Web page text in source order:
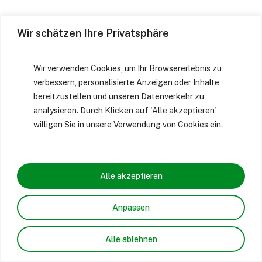
Wir schätzen Ihre Privatsphäre
Wir verwenden Cookies, um Ihr Browsererlebnis zu
verbessern, personalisierte Anzeigen oder Inhalte
bereitzustellen und unseren Datenverkehr zu
analysieren. Durch Klicken auf 'Alle akzeptieren'
willigen Sie in unsere Verwendung von Cookies ein.
Anpassen
Alle ablehnen
Alle akzeptieren